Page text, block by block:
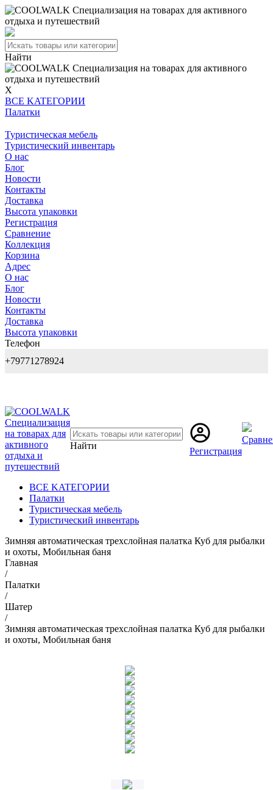
Найти
X
BCE KATEГОPИИ
Палатки
Туристическая мебель
Туристический инвентарь
О нас
Блог
Новости
Контакты
Доставка
Высота упаковки
Регистрация
Сравнение
Коллекция
Корзина
Адрес
О нас
Блог
Новости
Контакты
Доставка
Высота упаковки
Телефон
+79771278924
Найти
Регистрация
BCE KATEГОPИИ
Палатки
Туристическая мебель
Туристический инвентарь
Зимняя автоматическая трехслойная палатка Куб для рыбалки
и охоты, Мобильная баня
Главная
/
Палатки
/
Шатер
/
Зимняя автоматическая трехслойная палатка Куб для рыбалки
и охоты, Мобильная баня